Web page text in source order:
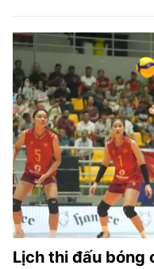
Lịch thi đấu bóng